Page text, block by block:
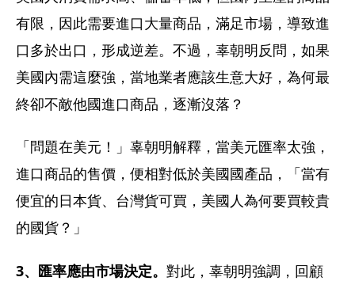
有限，因此需要進口大量商品，滿足市場，導致進
口多於出口，形成逆差。不過，辜朝明反問，如果
美國內需這麼強，當地業者應該生意大好，為何最
終卻不敵他國進口商品，逐漸沒落？
「問題在美元！」辜朝明解釋，當美元匯率太強，
進口商品的售價，便相對低於美國國產品，「當有
便宜的日本貨、台灣貨可買，美國人為何要買較貴
的國貨？」
3、匯率應由市場決定。 對此，辜朝明強調，回顧